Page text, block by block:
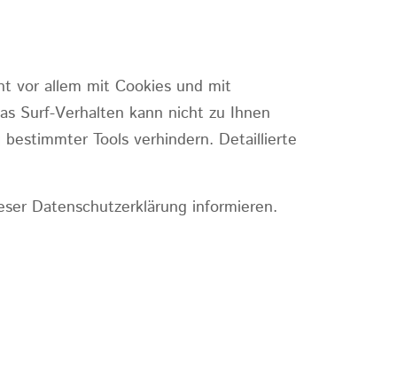
vor allem mit Cookies und mit
Surf-Verhalten kann nicht zu Ihnen
Tools verhindern. Detaillierte
Datenschutzerklärung informieren.